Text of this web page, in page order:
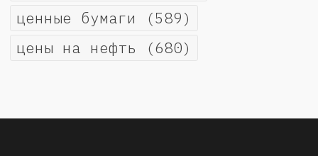
ценные бумаги (589)
цены на нефть (680)